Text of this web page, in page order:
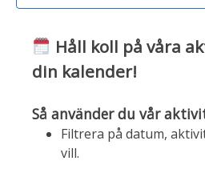
Håll koll på våra
din kalender!
Så använder du vår
Filtrera på datum,
vill.